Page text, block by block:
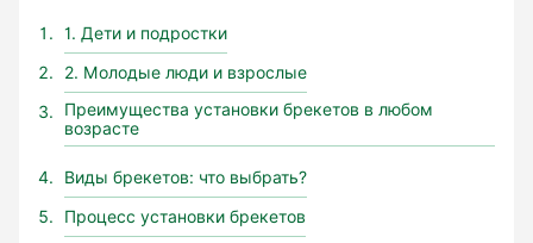
1. Дети и подростки
2. Молодые люди и взрослые
Преимущества установки брекетов в любом
возрасте
Виды брекетов: что выбрать?
Процесс установки брекетов